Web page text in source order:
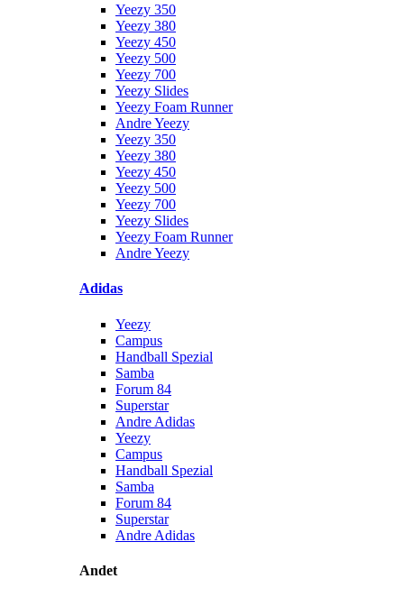
Yeezy 350
Yeezy 380
Yeezy 450
Yeezy 500
Yeezy 700
Yeezy Slides
Yeezy Foam Runner
Andre Yeezy
Yeezy 350
Yeezy 380
Yeezy 450
Yeezy 500
Yeezy 700
Yeezy Slides
Yeezy Foam Runner
Andre Yeezy
Adidas
Yeezy
Campus
Handball Spezial
Samba
Forum 84
Superstar
Andre Adidas
Yeezy
Campus
Handball Spezial
Samba
Forum 84
Superstar
Andre Adidas
Andet